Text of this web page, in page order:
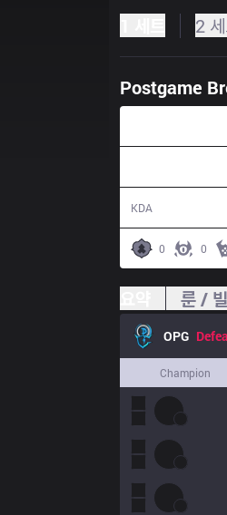
2
Postgame
KDA
0 0
룬 /
OPG
Champion